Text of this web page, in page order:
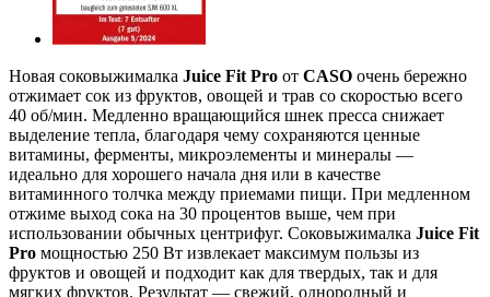
Новая соковыжималка Juice Fit Pro от CASO очень бережно
отжимает сок из фруктов, овощей и трав со скоростью всего
40 об/мин. Медленно вращающийся шнек пресса снижает
выделение тепла, благодаря чему сохраняются ценные
витамины, ферменты, микроэлементы и минералы —
идеально для хорошего начала дня или в качестве
витаминного толчка между приемами пищи. При медленном
отжиме выход сока на 30 процентов выше, чем при
использовании обычных центрифуг. Соковыжималка Juice Fit
Pro мощностью 250 Вт извлекает максимум пользы из
фруктов и овощей и подходит как для твердых, так и для
мягких фруктов. Результат — свежий, однородный и